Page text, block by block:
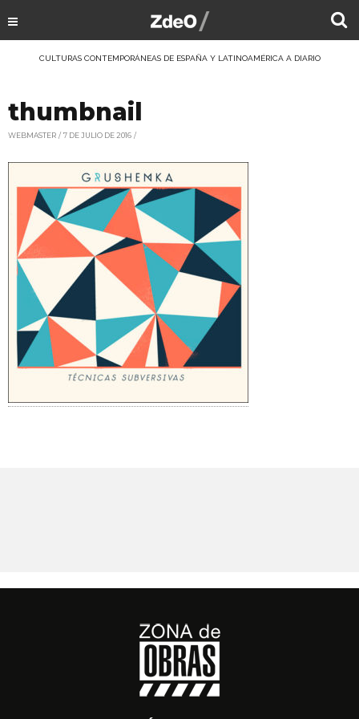
CULTURAS CONTEMPORÁNEAS DE ESPAÑA Y LATINOAMÉRICA A DIARIO
thumbnail
WEBMASTER 7 DE JULIO DE 2016